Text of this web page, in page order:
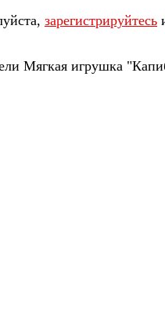
зарегистрируйтесь
Мягкая игрушка